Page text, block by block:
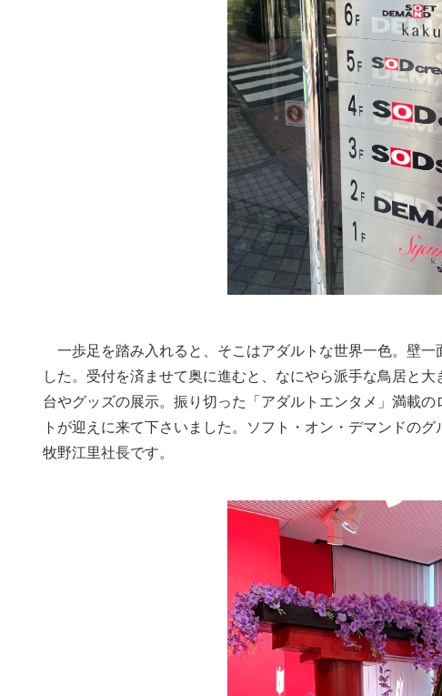
一歩足を踏み入れると、そこはアダルトな世界一色。壁一
した。受付を済ませて奥に進むと、なにやら派手な鳥居と
台やグッズの展示。振り切った「アダルトエンタメ」満載
トが迎えに来て下さいました。ソフト・オン・デマンドの
牧野江里社長です。